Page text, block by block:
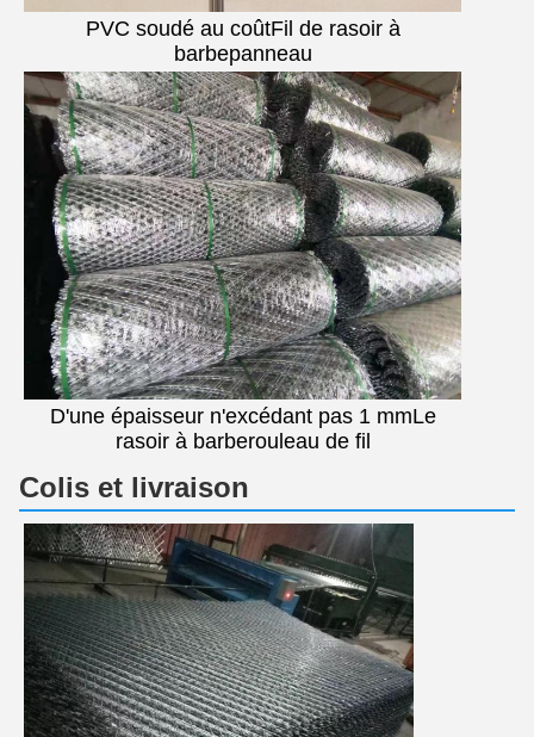
PVC soudé au coûtFil de rasoir à
barbepanneau
D'une épaisseur n'excédant pas 1 mmLe
rasoir à barberouleau de fil
Colis et livraison